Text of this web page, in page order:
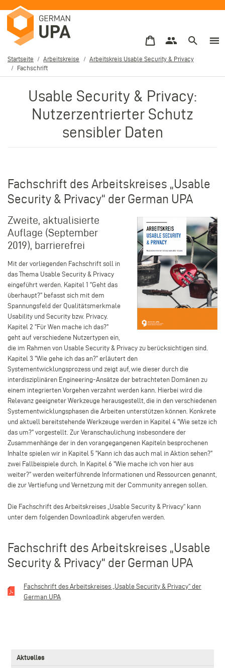
zum
Inhalt
Pfadnavigation
Startseite Arbeitskreise
Arbeitskreis Usable Security & Privacy
Fachschrift
Aktuelles
Usable Security & Privacy:
Nutzerzentrierter Schutz
sensibler Daten
Fachschrift des Arbeitskreises „Usable
Security & Privacy“ der German UPA
Zweite, aktualisierte
Auflage (September
2019), barrierefrei
Mit der vorliegenden Fachschrift soll in
das Thema Usable Security & Privacy
eingeführt werden. Kapitel 1 "Geht das
überhaupt?" befasst sich mit dem
Spannungsfeld der Qualitätsmerkmale
Usability und Security bzw. Privacy.
Kapitel 2 "Für Wen mache ich das?"
geht auf verschiedene Nutzertypen ein,
die im Rahmen von Usable Security & Privacy zu berücksichtigen sind.
Kapitel 3 "Wie gehe ich das an?" erläutert den
Systementwicklungsprozess und zeigt auf, wie dieser durch die
interdisziplinären Engineering-Ansätze der betrachteten Domänen zu
einem integrierten Vorgehen verzahnt werden kann. Hierbei wird die
Relevanz geeigneter Werkzeuge herausgestellt, die in den verschiedenen
Systementwicklungsphasen die Arbeiten unterstützen können. Konkrete
und aktuell bereitstehende Werkzeuge werden in Kapitel 4 "Wie setze ich
das um?" vorgestellt. Zur Veranschaulichung insbesondere der
Zusammenhänge der in den vorangegangenen Kapiteln besprochenen
Inhalte spielen wir in Kapitel 5 "Kann ich das auch mal in Aktion sehen?"
zwei Fallbeispiele durch. In Kapitel 6 "Wie mache ich von hier aus
weiter?" werden weiterführende Informationen und Ressourcen genannt,
die zur Vertiefung und Vernetzung mit der Community anregen sollen.
Die Fachschrift des Arbeitskreises „Usable Security & Privacy“ kann
unter dem folgenden Downloadlink abgerufen werden.
Fachschrift des Arbeitskreises „Usable
Security & Privacy“ der German UPA
Fachschrift des Arbeitskreises „Usable Security & Privacy“ der
German UPA